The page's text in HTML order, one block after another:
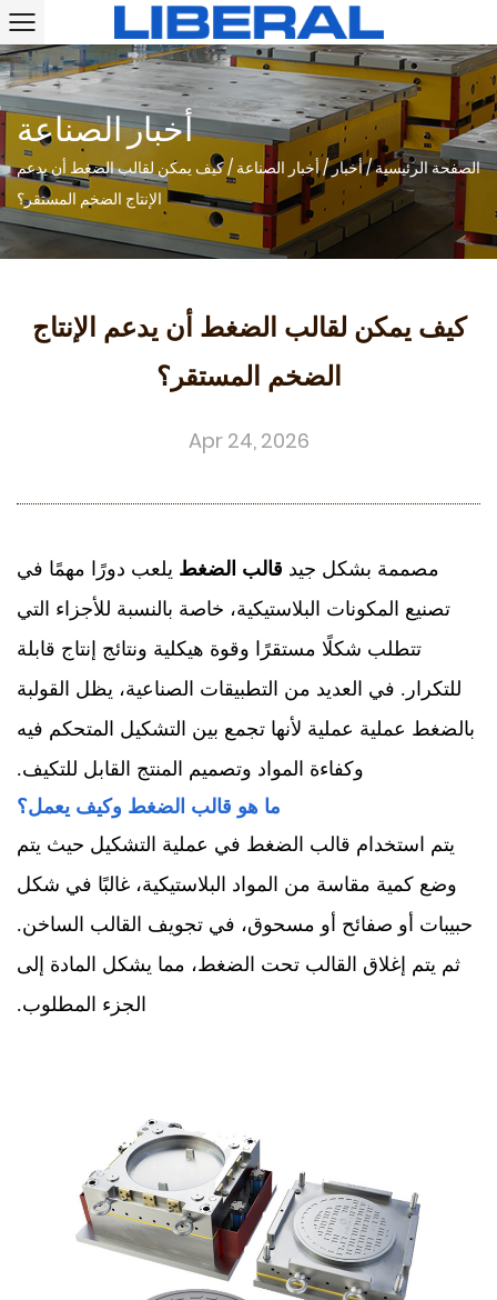
أخبار الصناعة
الصفحة الرئيسية/أخبار/أخبار الصناعة /كيف يمكن لقالب الضغط أن يدعم
الإنتاج الضخم المستقر؟
كيف يمكن لقالب الضغط أن يدعم الإنتاج
الضخم المستقر؟
Apr 24, 2026
مصممة بشكل جيد قالب الضغط يلعب دورًا مهمًا في
تصنيع المكونات البلاستيكية، خاصة بالنسبة للأجزاء التي
تتطلب شكلًا مستقرًا وقوة هيكلية ونتائج إنتاج قابلة
للتكرار. في العديد من التطبيقات الصناعية، يظل القولبة
بالضغط عملية عملية لأنها تجمع بين التشكيل المتحكم فيه
وكفاءة المواد وتصميم المنتج القابل للتكيف.
ما هو قالب الضغط وكيف يعمل؟
يتم استخدام قالب الضغط في عملية التشكيل حيث يتم
وضع كمية مقاسة من المواد البلاستيكية، غالبًا في شكل
حبيبات أو صفائح أو مسحوق، في تجويف القالب الساخن.
ثم يتم إغلاق القالب تحت الضغط، مما يشكل المادة إلى
الجزء المطلوب.